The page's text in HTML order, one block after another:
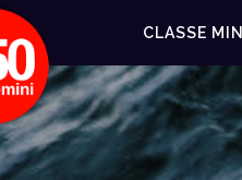
CLASSE MINI